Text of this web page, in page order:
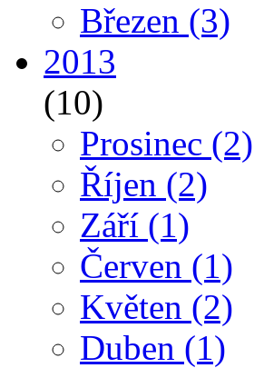
Březen (3)
2013
(10)
Prosinec (2)
Říjen (2)
Září (1)
Červen (1)
Květen (2)
Duben (1)